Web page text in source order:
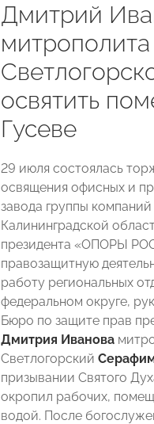
Дмитрий
освятить
Гусеве
29 июля состоялась
освящения офисных и
завода группы
Калининградской
президента «ОПОРЫ
правозащитную
работу региональных
федеральном округе,
Бюро по защите прав
Дмитрия Иванова
Светлогорский
призывании Святого
окропил рабочих,
водой. После